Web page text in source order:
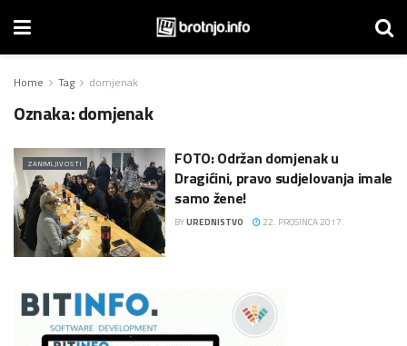
Home Tag domjenak
Oznaka:domjenak
ZANIMLJIVOSTI
FOTO: Održan domjenak u
Dragićini, pravo sudjelovanja imale
samo žene!
BYUREDNISTVO 22. PROSINCA 2017.